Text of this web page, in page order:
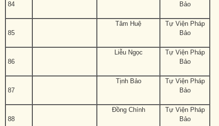
84
Bảo
85
Tâm Huệ
Tự Viện Pháp
Bảo
86
Liễu Ngọc
Tự Viện Pháp
Bảo
87
Tịnh Bảo
Tự Viện Pháp
Bảo
88
Đồng Chính
Tự Viện Pháp
Bảo